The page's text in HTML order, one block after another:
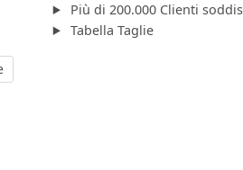
Più di 200.000 Clienti
Tabella Taglie